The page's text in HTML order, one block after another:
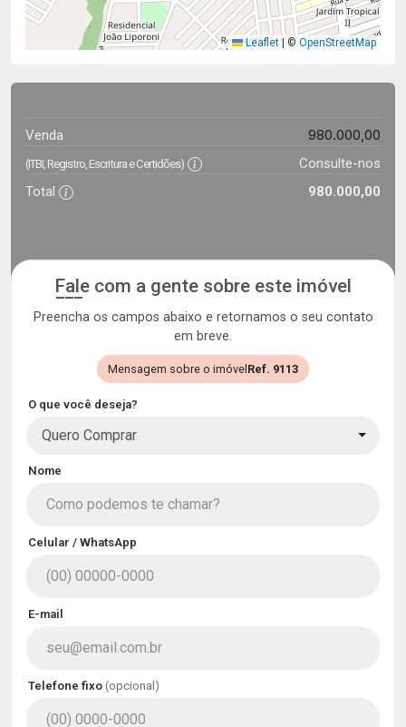
Leaflet © OpenStreetMap
Venda 980.000,00
(ITBI, Registro, Escritura e Certidões)
Consulte-nos
Total
980.000,00
Fale com a gente sobre este imóvel
Preencha os campos abaixo e retornamos o seu contato
em breve.
Mensagem sobre o imóvel Ref. 9113
O que você deseja?
Quero Comprar
Nome
Celular / WhatsApp
E-mail
Telefone fixo (opcional)